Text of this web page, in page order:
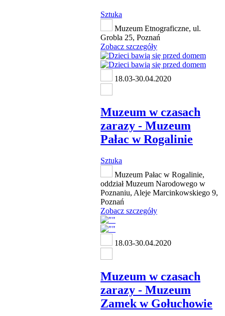
Sztuka
Muzeum Etnograficzne, ul.
Grobla 25, Poznań
Zobacz szczegóły
18.03-30.04.2020
Muzeum w czasach
zarazy - Muzeum
Pałac w Rogalinie
Sztuka
Muzeum Pałac w Rogalinie,
oddział Muzeum Narodowego w
Poznaniu, Aleje Marcinkowskiego 9,
Poznań
Zobacz szczegóły
18.03-30.04.2020
Muzeum w czasach
zarazy - Muzeum
Zamek w Gołuchowie